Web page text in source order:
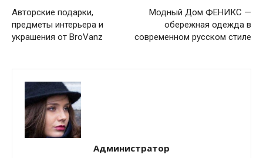
Авторские подарки,
предметы интерьера и
украшения от BroVanz
Модный Дом ФЕНИКС —
обережная одежда в
современном русском стиле
Администратор